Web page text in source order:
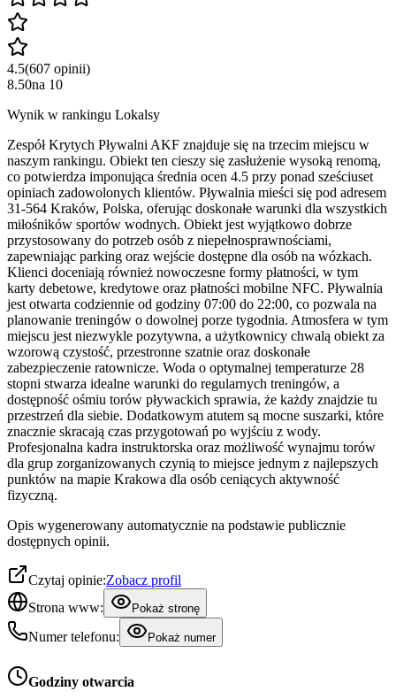
4.5(607 opinii)
8.50na 10
Wynik w rankingu Lokalsy
Zespół Krytych Pływalni AKF znajduje się na trzecim miejscu w
naszym rankingu. Obiekt ten cieszy się zasłużenie wysoką renomą,
co potwierdza imponująca średnia ocen 4.5 przy ponad sześciuset
opiniach zadowolonych klientów. Pływalnia mieści się pod adresem
31-564 Kraków, Polska, oferując doskonałe warunki dla wszystkich
miłośników sportów wodnych. Obiekt jest wyjątkowo dobrze
przystosowany do potrzeb osób z niepełnosprawnościami,
zapewniając parking oraz wejście dostępne dla osób na wózkach.
Klienci doceniają również nowoczesne formy płatności, w tym
karty debetowe, kredytowe oraz płatności mobilne NFC. Pływalnia
jest otwarta codziennie od godziny 07:00 do 22:00, co pozwala na
planowanie treningów o dowolnej porze tygodnia. Atmosfera w tym
miejscu jest niezwykle pozytywna, a użytkownicy chwalą obiekt za
wzorową czystość, przestronne szatnie oraz doskonałe
zabezpieczenie ratownicze. Woda o optymalnej temperaturze 28
stopni stwarza idealne warunki do regularnych treningów, a
dostępność ośmiu torów pływackich sprawia, że każdy znajdzie tu
przestrzeń dla siebie. Dodatkowym atutem są mocne suszarki, które
znacznie skracają czas przygotowań po wyjściu z wody.
Profesjonalna kadra instruktorska oraz możliwość wynajmu torów
dla grup zorganizowanych czynią to miejsce jednym z najlepszych
punktów na mapie Krakowa dla osób ceniących aktywność
fizyczną.
Opis wygenerowany automatycznie na podstawie publicznie
dostępnych opinii.
Czytaj opinie:Zobacz profil
Strona www:
Pokaż stronę
Numer telefonu: Pokaż numer
Godziny otwarcia